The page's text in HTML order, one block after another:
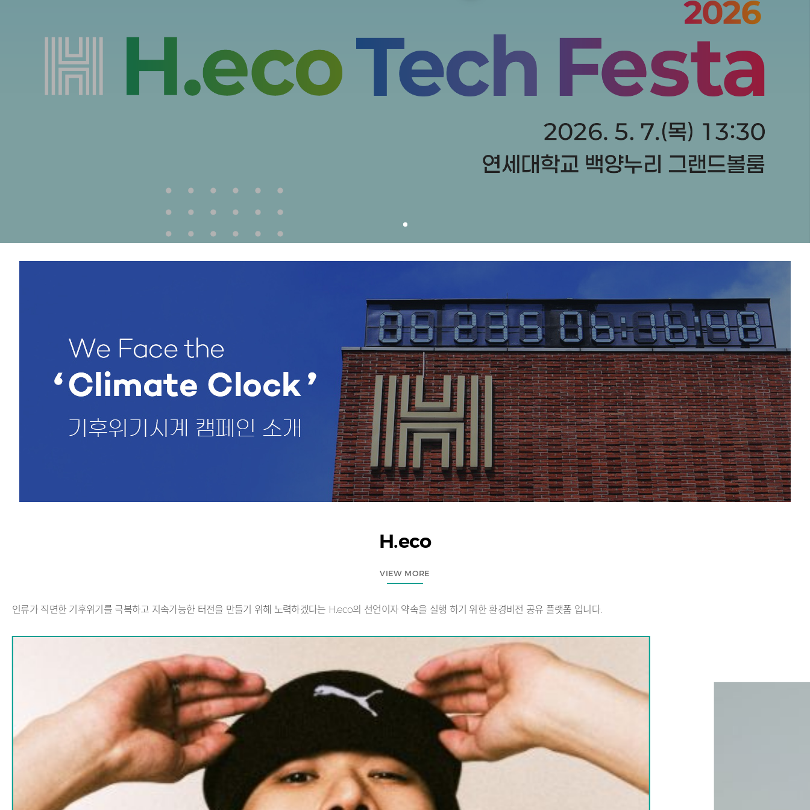
H.eco
VIEW MORE
인류가 직면한 기후위기를 극복하고 지속가능한 터전을 만들기 위해 노력하겠다는 H.eco의 선언이자 약속을 실행 하기 위한 환경비전 공유 플랫폼 입니다.